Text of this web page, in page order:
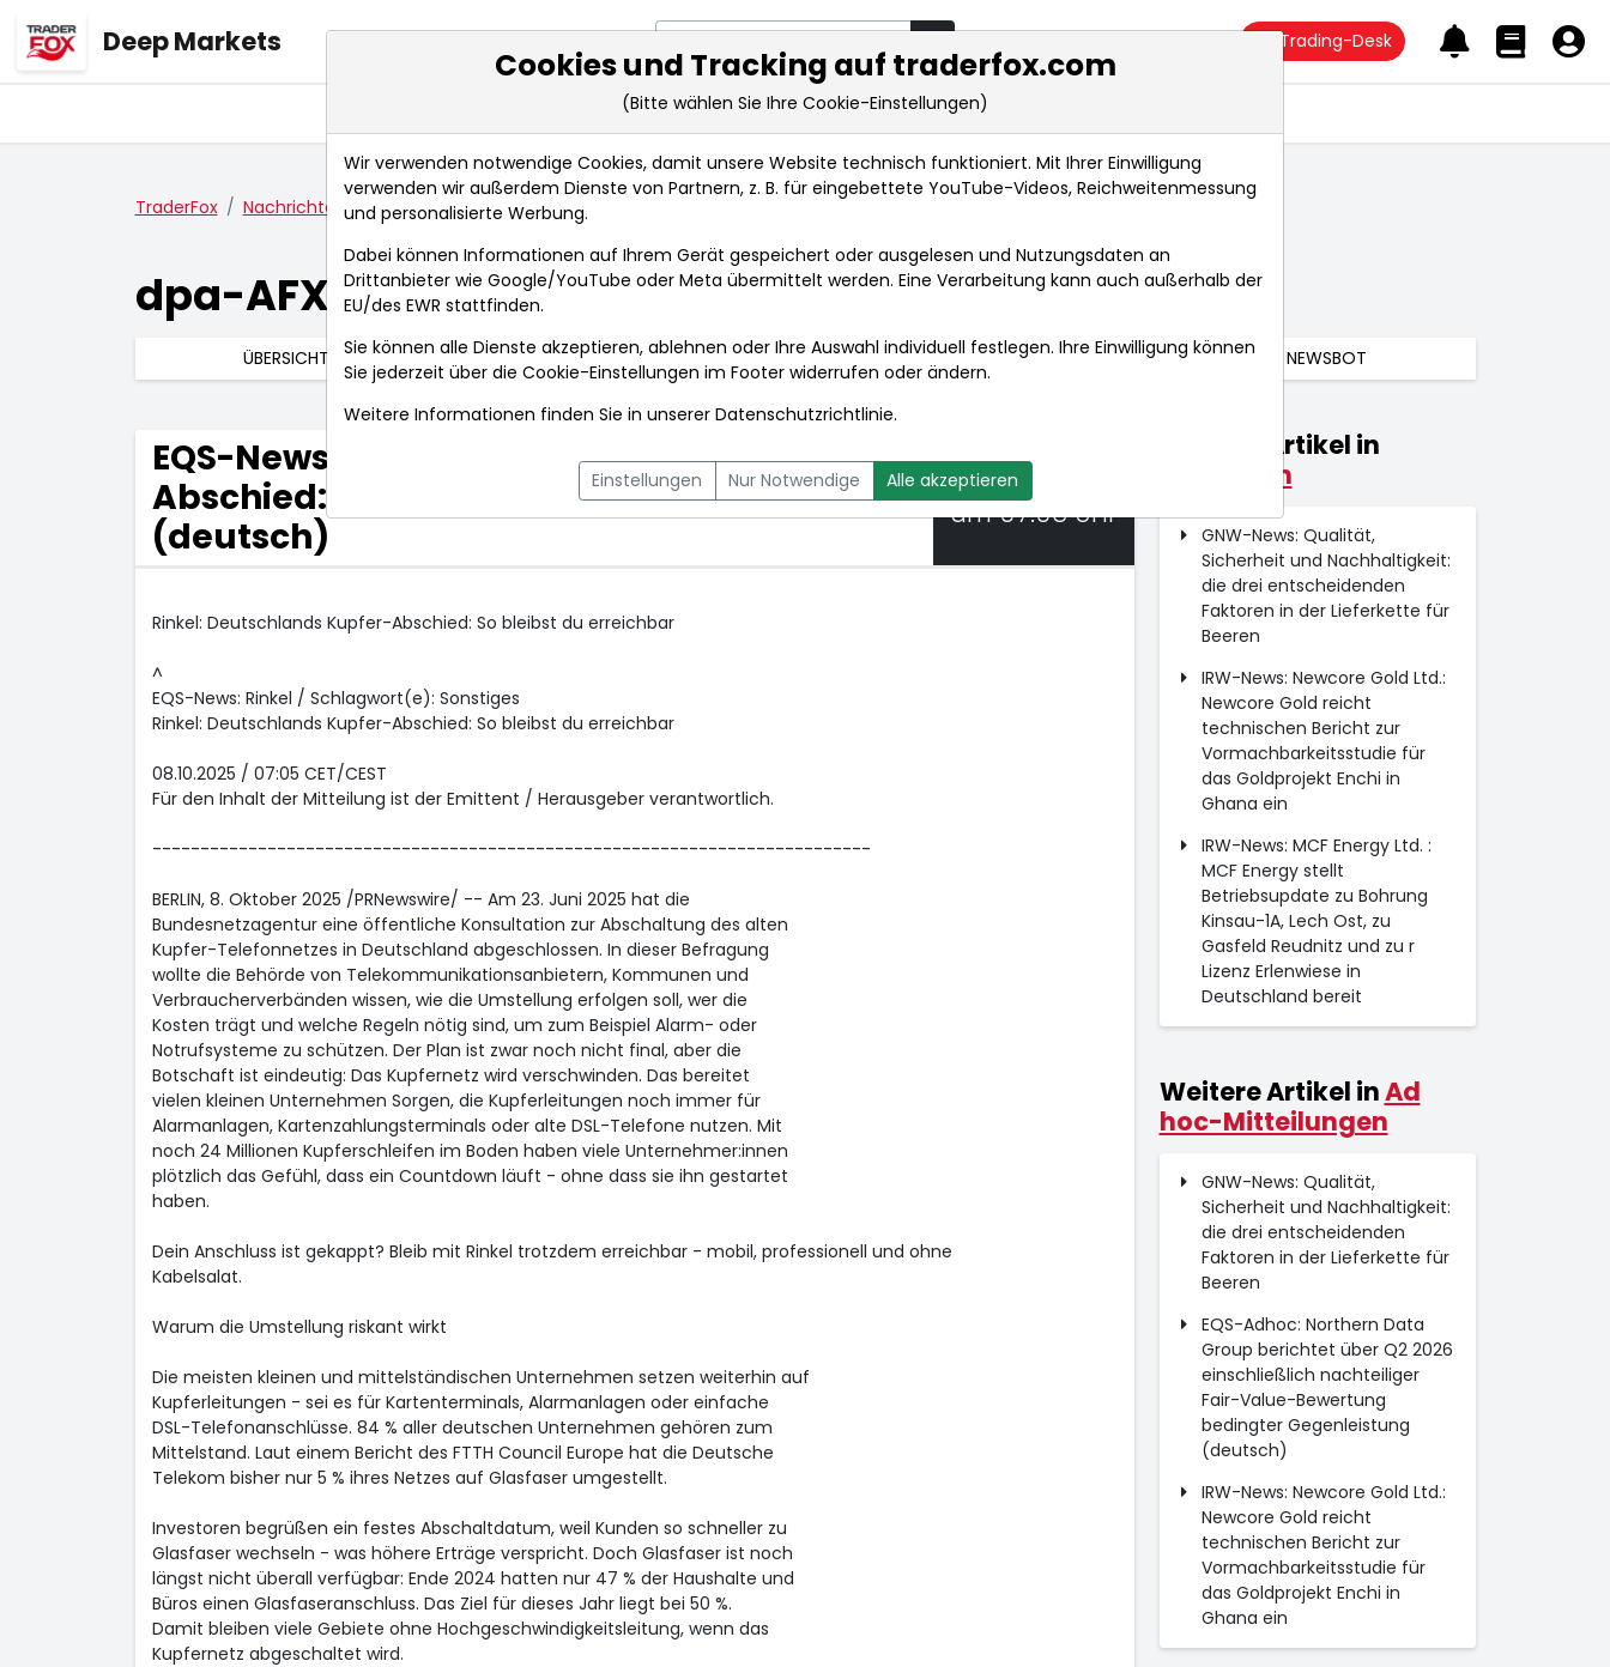
Deep Markets Trading-Desk
Markt-Analysen Market Tools Realtimekurse Nachrichten
TraderFox Nachrichten dpa-AFX Compact EQS-News: Rinkel: Deutschlands Kupfer-Abschied: So...
dpa-AFX Compact
ÜBERSICHT DPA-AFX PROFEED DPA-AFX COMPACT NEWSBOT
EQS-News: Rinkel: Deutschlands Kupfer-
Abschied: So bleibst du erreichbar
(deutsch)
08.10.2025
um 07:05 Uhr
Rinkel: Deutschlands Kupfer-Abschied: So bleibst du erreichbar
^
EQS-News: Rinkel / Schlagwort(e): Sonstiges
Rinkel: Deutschlands Kupfer-Abschied: So bleibst du erreichbar
08.10.2025 / 07:05 CET/CEST
Für den Inhalt der Mitteilung ist der Emittent / Herausgeber verantwortlich.
---------------------------------------------------------------------------
BERLIN, 8. Oktober 2025 /PRNewswire/ -- Am 23. Juni 2025 hat die
Bundesnetzagentur eine öffentliche Konsultation zur Abschaltung des alten
Kupfer-Telefonnetzes in Deutschland abgeschlossen. In dieser Befragung
wollte die Behörde von Telekommunikationsanbietern, Kommunen und
Verbraucherverbänden wissen, wie die Umstellung erfolgen soll, wer die
Kosten trägt und welche Regeln nötig sind, um zum Beispiel Alarm- oder
Notrufsysteme zu schützen. Der Plan ist zwar noch nicht final, aber die
Botschaft ist eindeutig: Das Kupfernetz wird verschwinden. Das bereitet
vielen kleinen Unternehmen Sorgen, die Kupferleitungen noch immer für
Alarmanlagen, Kartenzahlungsterminals oder alte DSL-Telefone nutzen. Mit
noch 24 Millionen Kupferschleifen im Boden haben viele Unternehmer:innen
plötzlich das Gefühl, dass ein Countdown läuft - ohne dass sie ihn gestartet
haben.
Dein Anschluss ist gekappt? Bleib mit Rinkel trotzdem erreichbar - mobil, professionell und ohne
Kabelsalat.
Warum die Umstellung riskant wirkt
Die meisten kleinen und mittelständischen Unternehmen setzen weiterhin auf
Kupferleitungen - sei es für Kartenterminals, Alarmanlagen oder einfache
DSL-Telefonanschlüsse. 84 % aller deutschen Unternehmen gehören zum
Mittelstand. Laut einem Bericht des FTTH Council Europe hat die Deutsche
Telekom bisher nur 5 % ihres Netzes auf Glasfaser umgestellt.
Investoren begrüßen ein festes Abschaltdatum, weil Kunden so schneller zu
Glasfaser wechseln - was höhere Erträge verspricht. Doch Glasfaser ist noch
längst nicht überall verfügbar: Ende 2024 hatten nur 47 % der Haushalte und
Büros einen Glasfaseranschluss. Das Ziel für dieses Jahr liegt bei 50 %.
Damit bleiben viele Gebiete ohne Hochgeschwindigkeitsleitung, wenn das
Kupfernetz abgeschaltet wird.
Weitere Artikel in
Kolumnen
GNW-News: Qualität,
Sicherheit und Nachhaltigkeit:
die drei entscheidenden
Faktoren in der Lieferkette für
Beeren
IRW-News: Newcore Gold Ltd.:
Newcore Gold reicht
technischen Bericht zur
Vormachbarkeitsstudie für
das Goldprojekt Enchi in
Ghana ein
IRW-News: MCF Energy Ltd. :
MCF Energy stellt
Betriebsupdate zu Bohrung
Kinsau-1A, Lech Ost, zu
Gasfeld Reudnitz und zu r
Lizenz Erlenwiese in
Deutschland bereit
Weitere Artikel inAd
hoc-Mitteilungen
GNW-News: Qualität,
Sicherheit und Nachhaltigkeit:
die drei entscheidenden
Faktoren in der Lieferkette für
Beeren
EQS-Adhoc: Northern Data
Group berichtet über Q2 2026
einschließlich nachteiliger
Fair-Value-Bewertung
bedingter Gegenleistung
(deutsch)
IRW-News: Newcore Gold Ltd.:
Newcore Gold reicht
technischen Bericht zur
Vormachbarkeitsstudie für
das Goldprojekt Enchi in
Ghana ein
Cookies und Tracking auf traderfox.com
(Bitte wählen Sie Ihre Cookie-Einstellungen)
Wir verwenden notwendige Cookies, damit unsere Website technisch funktioniert. Mit Ihrer Einwilligung
verwenden wir außerdem Dienste von Partnern, z. B. für eingebettete YouTube-Videos, Reichweitenmessung
und personalisierte Werbung.
Dabei können Informationen auf Ihrem Gerät gespeichert oder ausgelesen und Nutzungsdaten an
Drittanbieter wie Google/YouTube oder Meta übermittelt werden. Eine Verarbeitung kann auch außerhalb der
EU/des EWR stattfinden.
Sie können alle Dienste akzeptieren, ablehnen oder Ihre Auswahl individuell festlegen. Ihre Einwilligung können
Sie jederzeit über die Cookie-Einstellungen im Footer widerrufen oder ändern.
Weitere Informationen finden Sie in unserer Datenschutzrichtlinie.
Einstellungen Nur Notwendige Alle akzeptieren